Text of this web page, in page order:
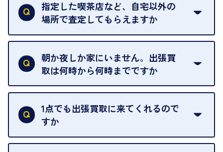
ただけません。
指定した喫茶店など、自宅以外の
場所で査定してもらえますか
ご自宅以外での査定はお引き受けできません。ご指
定のお店や、ほかのお客様への迷惑となることが考
えられるためです。
朝か夜しか家にいません。出張買
取は何時から何時までですか
ご訪問可能時間は、10時から19時です。
ただし、お品物の種類や量によっては対応させてい
ただくことがあります。
1点でも出張買取に来てくれるので
すか
はい。1点でもお伺いします。